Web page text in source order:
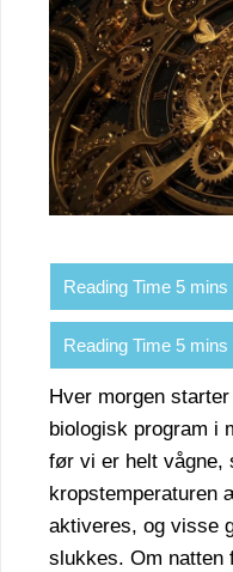
Hver morgen
biologisk program i
før vi er helt vågne,
kropstemperaturen
aktiveres, og visse
slukkes. Om natten